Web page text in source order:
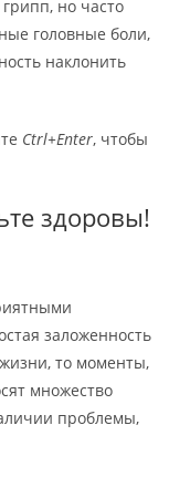
но часто
головные боли,
наклонить
Ctrl+Enter, чтобы
здоровы!
заложенность
то моменты,
множество
проблемы,